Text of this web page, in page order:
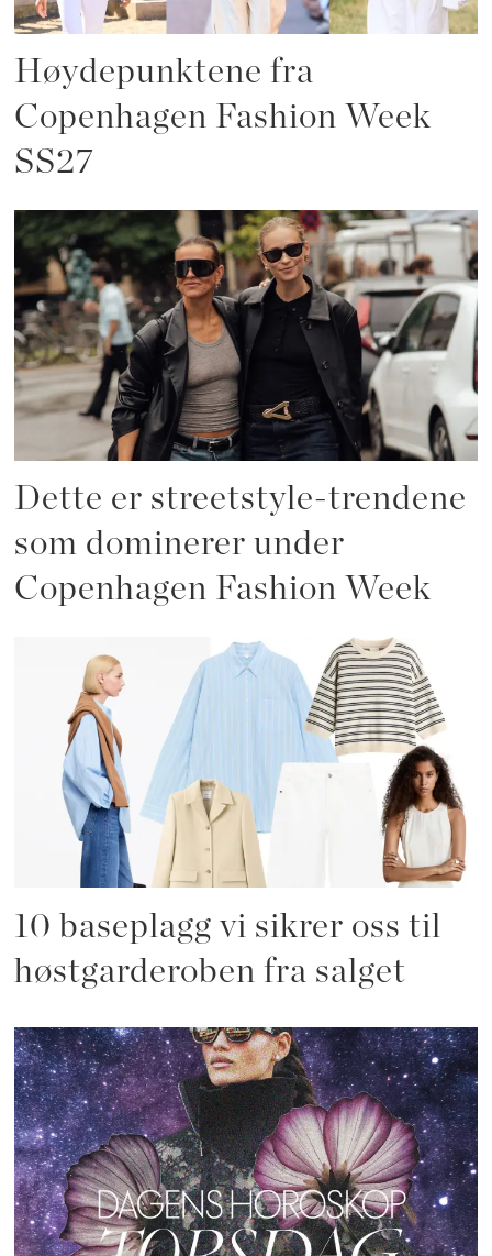
Høydepunktene fra
Copenhagen Fashion Week
SS27
Dette er streetstyle-trendene
som dominerer under
Copenhagen Fashion Week
10 baseplagg vi sikrer oss til
høstgarderoben fra salget